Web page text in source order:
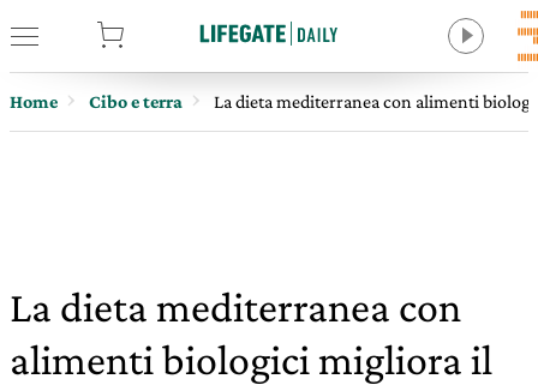
Home Cibo e terra La dieta mediterranea con alimenti
La dieta mediterranea con
alimenti biologici migliora il